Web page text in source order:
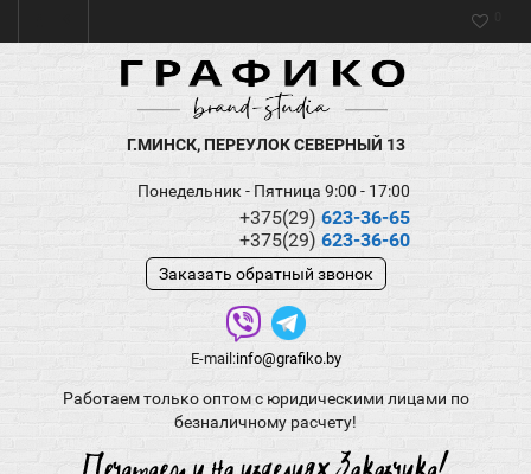
Г.МИНСК, ПЕРЕУЛОК СЕВЕРНЫЙ 13
Понедельник - Пятница 9:00 - 17:00
+375(29) 623-36-65
+375(29) 623-36-60
Заказать обратный звонок
E-mail:info@grafiko.by
Работаем только оптом с юридическими лицами по
безналичному расчету!